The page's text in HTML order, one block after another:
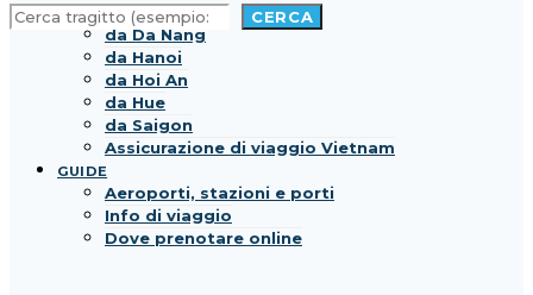
VIETNAM
da Da Nang
da Hanoi
da Hoi An
da Hue
da Saigon
Assicurazione di viaggio Vietnam
GUIDE
Aeroporti, stazioni e porti
Info di viaggio
Dove prenotare online
CERCA CERCA